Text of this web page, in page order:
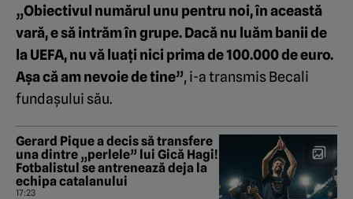
„Obiectivul numărul unu pentru noi, în această
vară, e să intrăm în grupe. Dacă nu luăm banii de
la UEFA, nu vă luați nici prima de 100.000 de euro.
Așa că am nevoie de tine”, i-a transmis Becali
fundașului său.
Gerard Pique a decis să transfere
una dintre „perlele” lui Gică Hagi!
Fotbalistul se antrenează deja la
echipa catalanului
17:23